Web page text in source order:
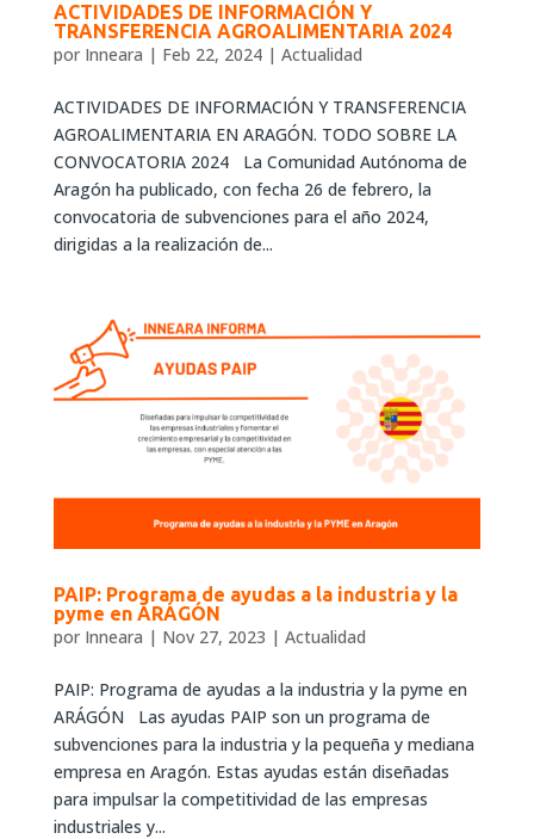
ACTIVIDADES DE INFORMACIÓN Y
TRANSFERENCIA AGROALIMENTARIA 2024
por Inneara | Feb 22, 2024| Actualidad
ACTIVIDADES DE INFORMACIÓN Y TRANSFERENCIA
AGROALIMENTARIA EN ARAGÓN. TODO SOBRE LA
CONVOCATORIA 2024 La Comunidad Autónoma de
Aragón ha publicado, con fecha 26 de febrero, la
convocatoria de subvenciones para el año 2024,
dirigidas a la realización de...
PAIP: Programa de ayudas a la industria y la
pyme en ARÁGÓN
por Inneara | Nov 27, 2023 | Actualidad
PAIP: Programa de ayudas a la industria y la pyme en
ARÁGÓN Las ayudas PAIP son un programa de
subvenciones para la industria y la pequeña y mediana
empresa en Aragón. Estas ayudas están diseñadas
para impulsar la competitividad de las empresas
industriales y...